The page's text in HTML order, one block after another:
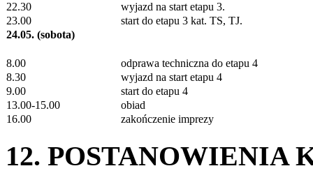
22.30
wyjazd na start etapu 3.
23.00
start do etapu 3 kat. TS, TJ.
24.05. (sobota)
8.00
odprawa techniczna do etapu 4
8.30
wyjazd na start etapu 4
9.00
start do etapu 4
13.00-15.00
obiad
16.00
zakończenie imprezy
12. POSTANOWIENIA